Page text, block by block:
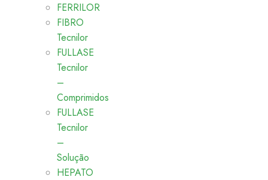
FERRILOR
FIBRO
Tecnilor
FULLASE
Tecnilor
–
Comprimidos
FULLASE
Tecnilor
–
Solução
HEPATO